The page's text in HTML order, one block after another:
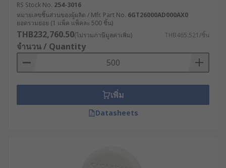
RS Stock No. 254-3016
หมายเลขชิ้นส่วนของผู้ผลิต / Mfr. Part No. 6GT26000AD000AX0
ยอดรวมย่อย (1 แพ็ค แพ็คละ 500 ชิ้น)
THB232,760.50(ไม่รวมภาษีมูลค่าเพิ่ม) THB465.521/ชิ้น
จำนวน / Quantity
เพิ่ม
Datasheets